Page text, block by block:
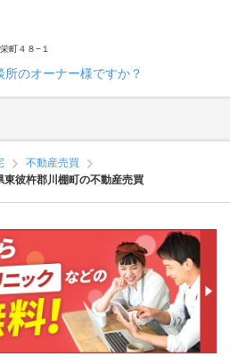
町４８−１
所のオーナー様ですか？
不動産売買
東彼杵郡川棚町の不動産売買